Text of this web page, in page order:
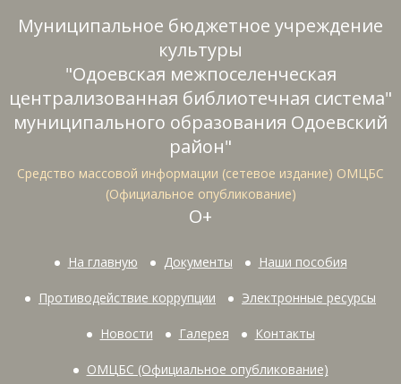
Муниципальное бюджетное учреждение
культуры
"Одоевская межпоселенческая
централизованная библиотечная система"
муниципального образования Одоевский
район"
Средство массовой информации (сетевое издание) ОМЦБС
(Официальное опубликование)
О+
На главную Документы Наши пособия
Противодействие коррупции Электронные ресурсы
Новости Галерея Контакты
ОМЦБС (Официальное опубликование)